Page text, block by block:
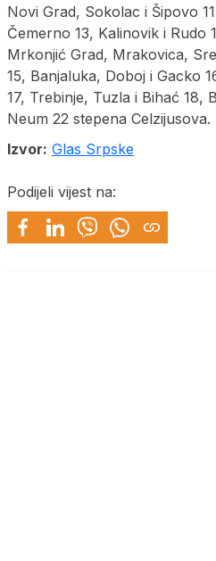
Novi Grad, Sokolac i Šipovo
Čemerno 13, Kalinovik i Rudo
Mrkonjić Grad, Mrakovica,
15, Banjaluka, Doboj i Gacko
17, Trebinje, Tuzla i Bihać 18,
Neum 22 stepena Celzijusova.
Izvor: Glas Srpske
Podijeli vijest na: